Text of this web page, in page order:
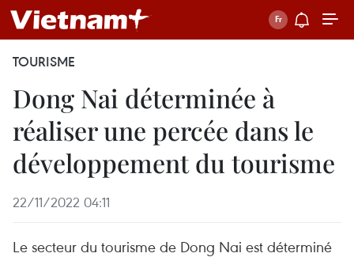
TOURISME
Dong Nai déterminée à
réaliser une percée dans le
développement du tourisme
22/11/2022 04:11
Le secteur du tourisme de Dong Nai est déterminé